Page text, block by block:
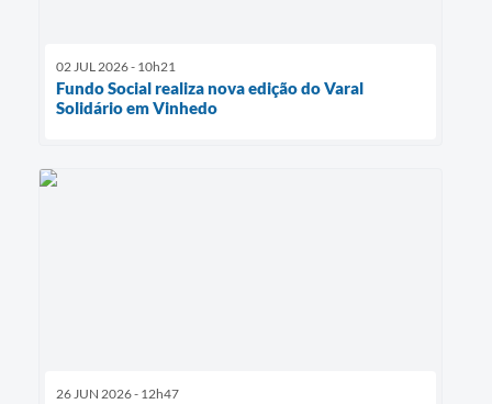
02 JUL 2026 - 10h21
Fundo Social realiza nova edição do Varal
Solidário em Vinhedo
26 JUN 2026 - 12h47